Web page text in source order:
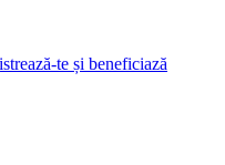
te și beneficiază